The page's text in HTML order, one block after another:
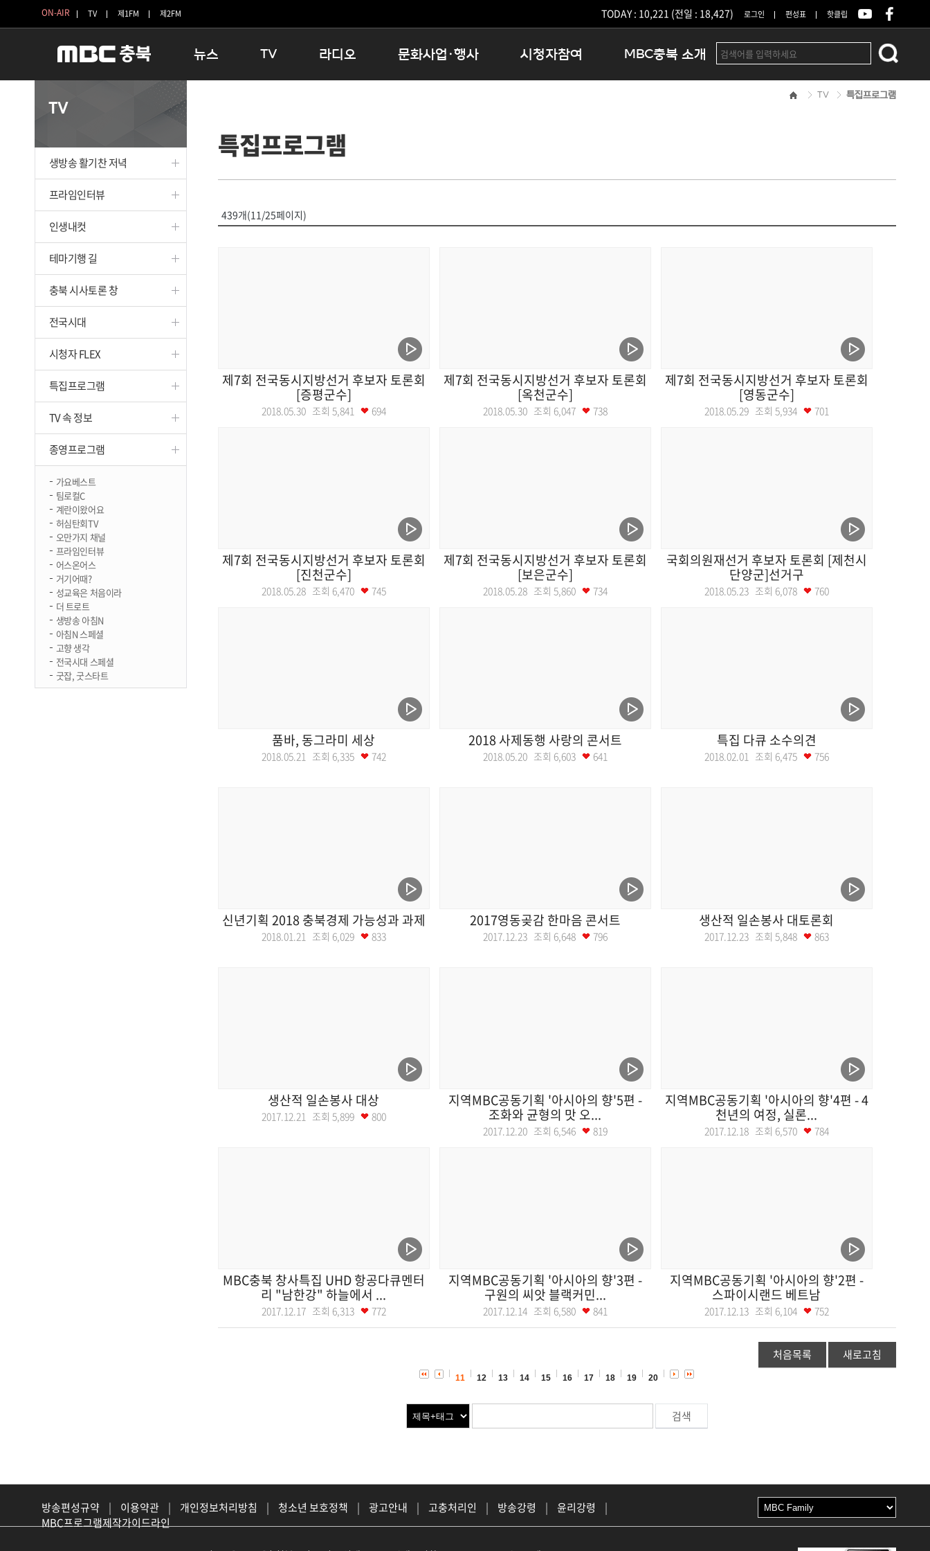
ON-AIR TV 제1FM 제2FM TODAY : 10,221 (전일 : 18,427) 로그인 편성표 핫클립
뉴스
보은
옥천
TV
인생내컷
테마기행 길
시청자 FLEX
특집프로그램
라디오
16:00 완벽한 하루
우리 고향, 부탁해!
문화사업·행사
청원생명쌀 대청호마라톤
시청자참여 MBC충북 소개
결산공고
TV
생방송 활기찬 저녁
프라임인터뷰
인생내컷
테마기행 길
충북 시사토론 창
전국시대
시청자 FLEX
특집프로그램
TV 속 정보
종영프로그램
가요베스트
팀로컬C
계란이왔어요
허심탄회TV
오만가지 채널
프라임인터뷰
어스온어스
거기어때?
성교육은 처음이라
더 트로트
생방송 아침N
아침N 스페셜
고향 생각
전국시대 스페셜
굿잡, 굿스타트
TV 특집프로그램
특집프로그램
439개(11/25페이지)
제7회 전국동시지방선거 후보자 토론회
[증평군수]
2018.05.30 조회 5,841 694
제7회 전국동시지방선거 후보자 토론회
[옥천군수]
2018.05.30 조회 6,047 738
제7회 전국동시지방선거 후보자 토론회
[영동군수]
2018.05.29 조회 5,934 701
제7회 전국동시지방선거 후보자 토론회
[진천군수]
2018.05.28 조회 6,470 745
제7회 전국동시지방선거 후보자 토론회
[보은군수]
2018.05.28 조회 5,860 734
국회의원재선거 후보자 토론회 [제천시
단양군]선거구
2018.05.23 조회 6,078 760
품바, 동그라미 세상
2018.05.21 조회 6,335 742
2018 사제동행 사랑의 콘서트
2018.05.20 조회 6,603 641
특집 다큐 소수의견
2018.02.01 조회 6,475 756
신년기획 2018 충북경제 가능성과 과제
2018.01.21 조회 6,029 833
2017영동곶감 한마음 콘서트
2017.12.23 조회 6,648 796
생산적 일손봉사 대토론회
2017.12.23 조회 5,848 863
생산적 일손봉사 대상
2017.12.21 조회 5,899 800
지역MBC공동기획 '아시아의 향'5편 -
조화와 균형의 맛 오...
2017.12.20 조회 6,546 819
지역MBC공동기획 '아시아의 향'4편 - 4
천년의 여정, 실론...
2017.12.18 조회 6,570 784
MBC충북 창사특집 UHD 항공다큐멘터
리 "남한강" 하늘에서 ...
2017.12.17 조회 6,313 772
지역MBC공동기획 '아시아의 향'3편 -
구원의 씨앗 블랙커민...
2017.12.14 조회 6,580 841
지역MBC공동기획 '아시아의 향'2편 -
스파이시랜드 베트남
2017.12.13 조회 6,104 752
처음목록 새로고침
11 12 13 14 15 16 17 18 19 20
방송편성규약 | 이용약관 | 개인정보처리방침 | 청소년 보호정책 | 광고안내 | 고충처리인 | 방송강령 | 윤리강령
|
MBC프로그램제작가이드라인